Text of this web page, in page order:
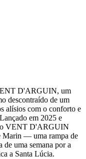
D'ARGUIN, um
descontraído de um
alísios com o conforto e
em 2025 e
o VENT D'ARGUIN
Marin — uma rampa de
de uma semana por a
a Santa Lúcia.